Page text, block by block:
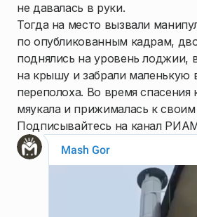
не давалась в руки.
Тогда на место вызвали
по опубликованным кадрам,
поднялись на уровень лоджии,
на крышу и забрали маленькую
переполоха. Во время спасения
мяукала и прижималась к своим
Подписывайтесь на канал